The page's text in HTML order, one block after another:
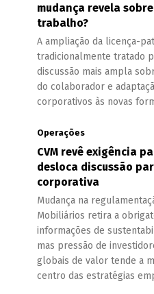
mudança revela
trabalho?
A ampliação da licença-
tradicionalmente tratado
discussão mais ampla
do colaborador e
corporativos às novas
Operações
CVM revê exigência
desloca discussão
corporativa
Mudança na
Mobiliários retira a
informações de
mas pressão de
globais de valor tende a
centro das estratégias